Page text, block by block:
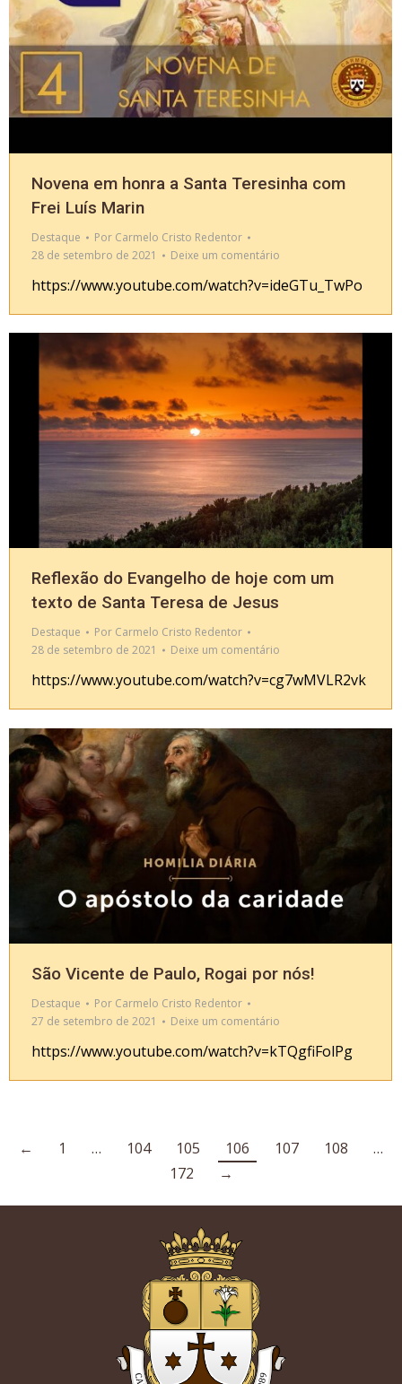
Novena em honra a Santa Teresinha com
Frei Luís Marin
Destaque Por Carmelo Cristo Redentor
28 de setembro de 2021
Deixe um comentário
https://www.youtube.com/watch?v=ideGTu_TwPo
Reflexão do Evangelho de hoje com um
texto de Santa Teresa de Jesus
Destaque Por Carmelo Cristo Redentor
28 de setembro de 2021
Deixe um comentário
https://www.youtube.com/watch?v=cg7wMVLR2vk
São Vicente de Paulo, Rogai por nós!
Destaque Por Carmelo Cristo Redentor
27 de setembro de 2021
Deixe um comentário
https://www.youtube.com/watch?v=kTQgfiFolPg
← 1 … 104 105 106 107 108
…
172
→